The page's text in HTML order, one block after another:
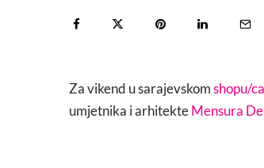
Za vikend u sarajevskomshopu/
umjetnika i arhitekteMensura